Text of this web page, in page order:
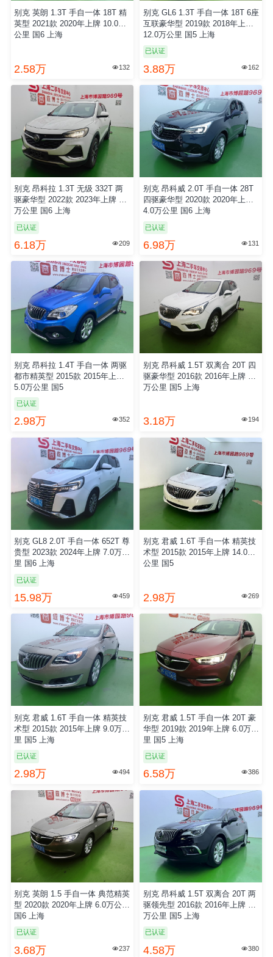
别克 英朗 1.3T 手自一体 18T 精
英型 2021款 2020年上牌 10.0万
公里 国6 上海
2.58万  132
别克 GL6 1.3T 手自一体 18T 6座
互联豪华型 2019款 2018年上牌
12.0万公里 国5 上海
已认证
3.88万  162
别克 昂科拉 1.3T 无级 332T 两
驱豪华型 2022款 2023年上牌 2.0
万公里 国6 上海
已认证
6.18万 209
别克 昂科威 2.0T 手自一体 28T
四驱豪华型 2020款 2020年上牌
4.0万公里 国6 上海
已认证
6.98万  131
别克 昂科拉 1.4T 手自一体 两驱
都市精英型 2015款 2015年上牌
5.0万公里 国5
已认证
2.98万 352
别克 昂科威 1.5T 双离合 20T 四
驱豪华型 2016款 2016年上牌 8.0
万公里 国5 上海
3.18万 194
别克 GL8 2.0T 手自一体 652T 尊
贵型 2023款 2024年上牌 7.0万公
里 国6 上海
已认证
15.98万 459
别克 君威 1.6T 手自一体 精英技
术型 2015款 2015年上牌 14.0万
公里 国5
2.98万 269
别克 君威 1.6T 手自一体 精英技
术型 2015款 2015年上牌 9.0万公
里 国5 上海
已认证
2.98万 494
别克 君威 1.5T 手自一体 20T 豪
华型 2019款 2019年上牌 6.0万公
里 国5 上海
已认证
6.58万 386
别克 英朗 1.5 手自一体 典范精英
型 2020款 2020年上牌 6.0万公里
国6 上海
已认证
3.68万 237
别克 昂科威 1.5T 双离合 20T 两
驱领先型 2016款 2016年上牌 8.9
万公里 国5 上海
已认证
4.58万 380